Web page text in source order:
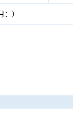
： ）